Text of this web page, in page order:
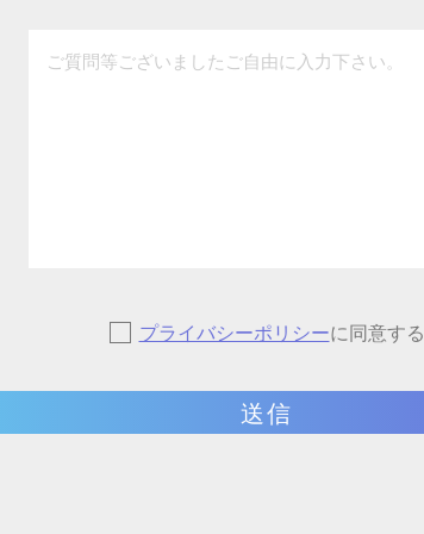
プライバシーポリシーに同意する